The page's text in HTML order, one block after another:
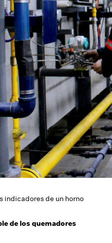
indicadores de un horno
de los quemadores